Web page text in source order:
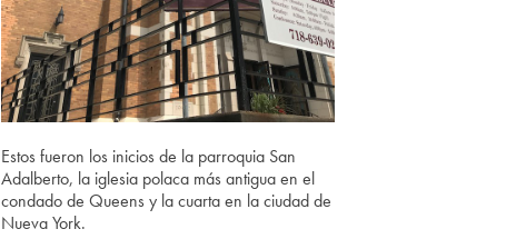
Estos fueron los inicios de la parroquia San
Adalberto, la iglesia polaca más antigua en el
condado de Queens y la cuarta en la ciudad de
Nueva York.